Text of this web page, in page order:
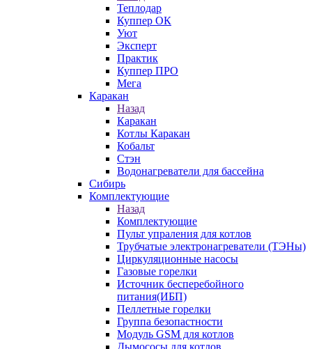
Теплодар
Куппер ОК
Уют
Эксперт
Практик
Куппер ПРО
Мега
Каракан
Назад
Каракан
Котлы Каракан
Кобальт
Стэн
Водонагреватели для бассейна
Сибирь
Комплектующие
Назад
Комплектующие
Пульт упраления для котлов
Трубчатые электронагреватели (ТЭНы)
Циркуляционные насосы
Газовые горелки
Источник бесперебойного
питания(ИБП)
Пеллетные горелки
Группа безопастности
Модуль GSM для котлов
Дымососы для котлов